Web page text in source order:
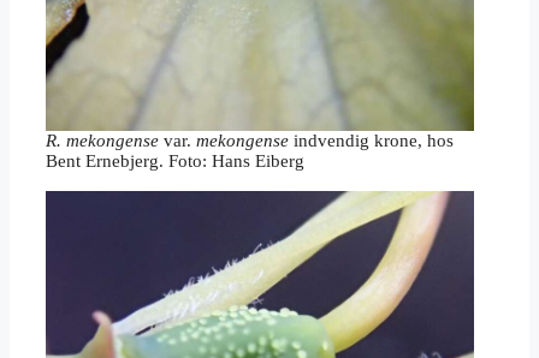
R. mekongense var. mekongense indvendig krone, hos
Bent Ernebjerg. Foto: Hans Eiberg